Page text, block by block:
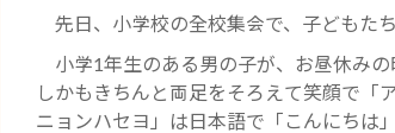
先日、小学校の全校集会で、子どもた
小学1年生のある男の子が、お昼休みの
しかもきちんと両足をそろえて笑顔で「
ニョンハセヨ」は日本語で「こんにちは